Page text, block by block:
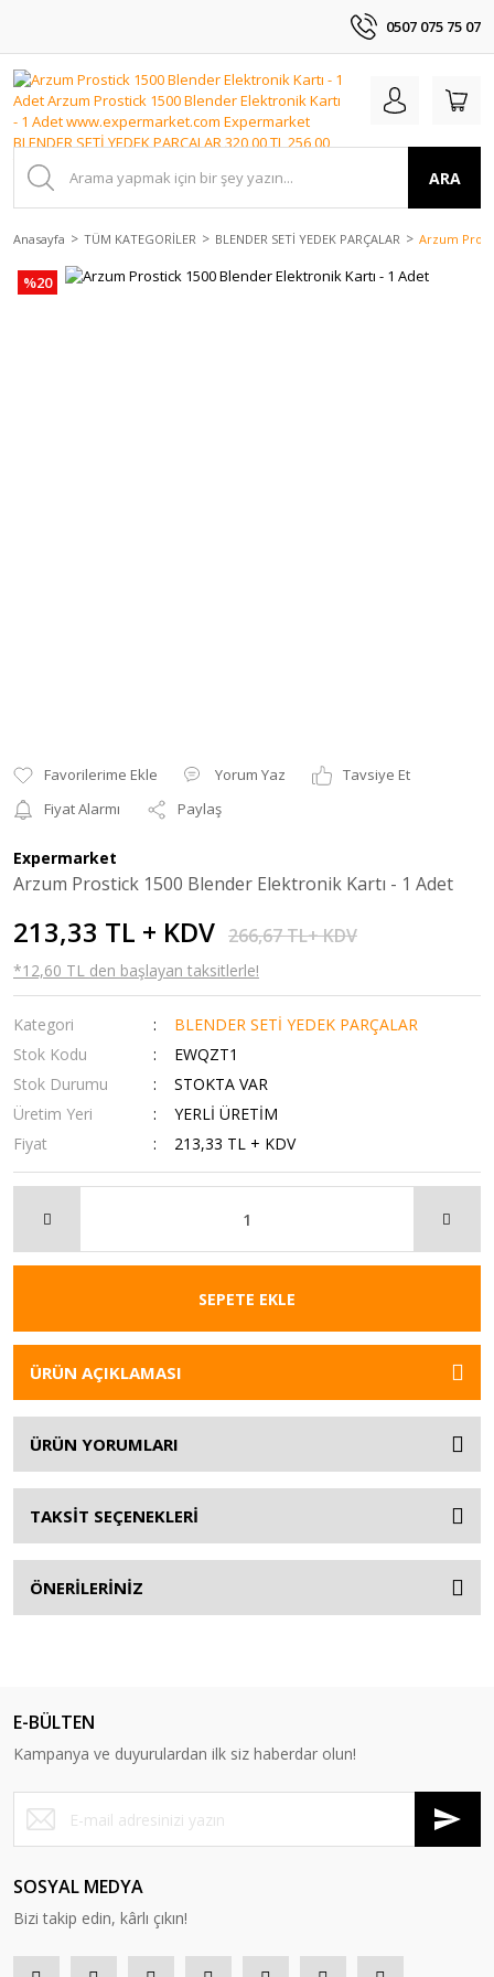
0507 075 75 07
ARA
Anasayfa TÜM KATEGORİLER BLENDER SETİ YEDEK PARÇALAR Arzum
%20
Yorum Yaz
Tavsiye Et
Fiyat Alarmı
Paylaş
Expermarket
Arzum Prostick 1500 Blender Elektronik Kartı - 1 Adet
213,33 TL + KDV 266,67 TL+ KDV
*12,60 TL den başlayan taksitlerle!
Kategori
BLENDER SETİ YEDEK PARÇALAR
Stok Kodu
EWQZT1
Stok Durumu
STOKTA VAR
Üretim Yeri
YERLİ ÜRETİM
Fiyat
213,33 TL + KDV
SEPETE EKLE
ÜRÜN AÇIKLAMASI
ÜRÜN YORUMLARI
TAKSİT SEÇENEKLERİ
ÖNERİLERİNİZ
E-BÜLTEN
Kampanya ve duyurulardan ilk siz haberdar olun!
SOSYAL MEDYA
Bizi takip edin, kârlı çıkın!